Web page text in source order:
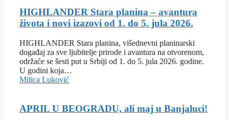
HIGHLANDER Stara planina – avantura
života i novi izazovi od 1. do 5. jula 2026.
HIGHLANDER Stara planina, višednevni planinarski
događaj za sve ljubitelje prirode i avantura na otvorenom,
održaće se šesti put u Srbiji od 1. do 5. jula 2026. godine.
U godini koja…
Milica Luković
APRIL U BEOGRADU, ali maj u Banjaluci!